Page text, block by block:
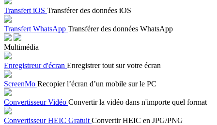
Transfert iOS Transférer des données iOS
Transfert WhatsApp Transférer des données WhatsApp
Multimédia
Enregistreur d'écran Enregistrer tout sur votre écran
ScreenMo Recopier l’écran d’un mobile sur le PC
Convertisseur Vidéo Convertir la vidéo dans n'importe quel format
Convertisseur HEIC Gratuit Convertir HEIC en JPG/PNG